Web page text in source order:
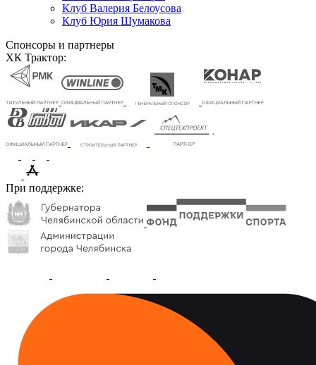
Клуб Валерия Белоусова
Клуб Юрия Шумакова
Спонсоры и партнеры
ХК Трактор:
При поддержке: